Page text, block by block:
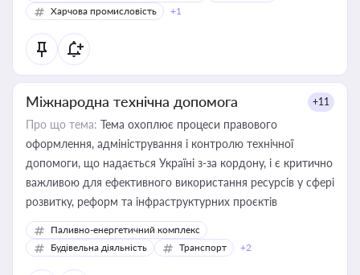
Харчова промисловість
+1
Міжнародна технічна допомога +11
Про що тема: Тема охоплює процеси правового
оформлення, адміністрування і контролю технічної
допомоги, що надається Україні з-за кордону, і є критично
важливою для ефективного використання ресурсів у сфері
розвитку, реформ та інфраструктурних проєктів
Паливно-енергетичний комплекс
Будівельна діяльність
Транспорт +2